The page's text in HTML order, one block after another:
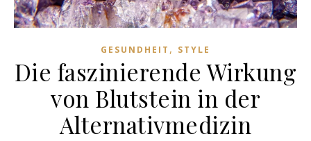
GESUNDHEIT , STYLE
Die faszinierende Wirkung
von Blutstein in der
Alternativmedizin